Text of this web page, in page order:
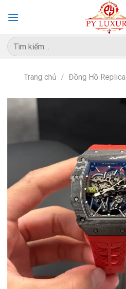
Tìm
kiếm:
Trang chủ / Đồng Hồ Replica